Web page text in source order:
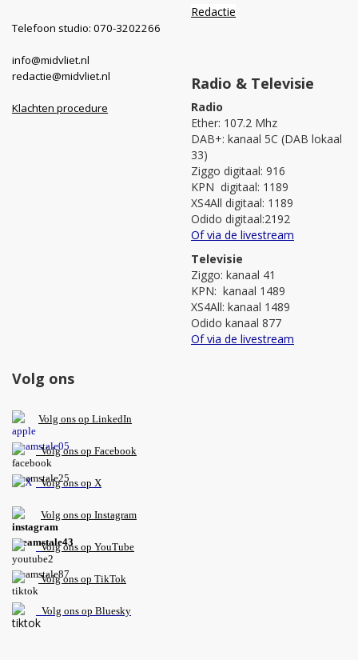
Telefoon studio: 070-3202266
info@midvliet.nl
redactie@midvliet.nl
Klachten procedure
Redactie
Radio & Televisie
Radio
Ether: 107.2 Mhz
DAB+: kanaal 5C (DAB lokaal
33)
Ziggo digitaal: 916
KPN digitaal: 1189
XS4All digitaal: 1189
Odido digitaal:2192
Of via de livestream
Televisie
Ziggo: kanaal 41
KPN: kanaal 1489
XS4All: kanaal 1489
Odido kanaal 877
Of via de livestream
Volg ons
Volg ons op LinkedIn
Volg ons op Facebook
Volg ons op X
Volg ons op Instagram
Volgons op YouTube
Volg ons op TikTok
Volg ons op Bluesky